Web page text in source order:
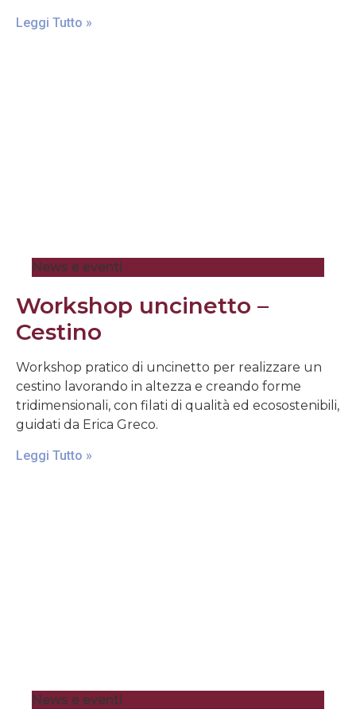
Leggi Tutto »
News e eventi
Workshop uncinetto –
Cestino
Workshop pratico di uncinetto per realizzare un
cestino lavorando in altezza e creando forme
tridimensionali, con filati di qualità ed ecosostenibili,
guidati da Erica Greco.
Leggi Tutto »
News e eventi